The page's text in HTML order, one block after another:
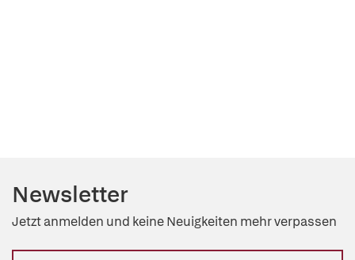
Newsletter
Jetzt anmelden und keine Neuigkeiten mehr verpassen